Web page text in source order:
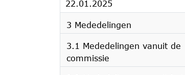
22.01.2025
3 Mededelingen
3.1 Mededelingen vanuit de
commissie